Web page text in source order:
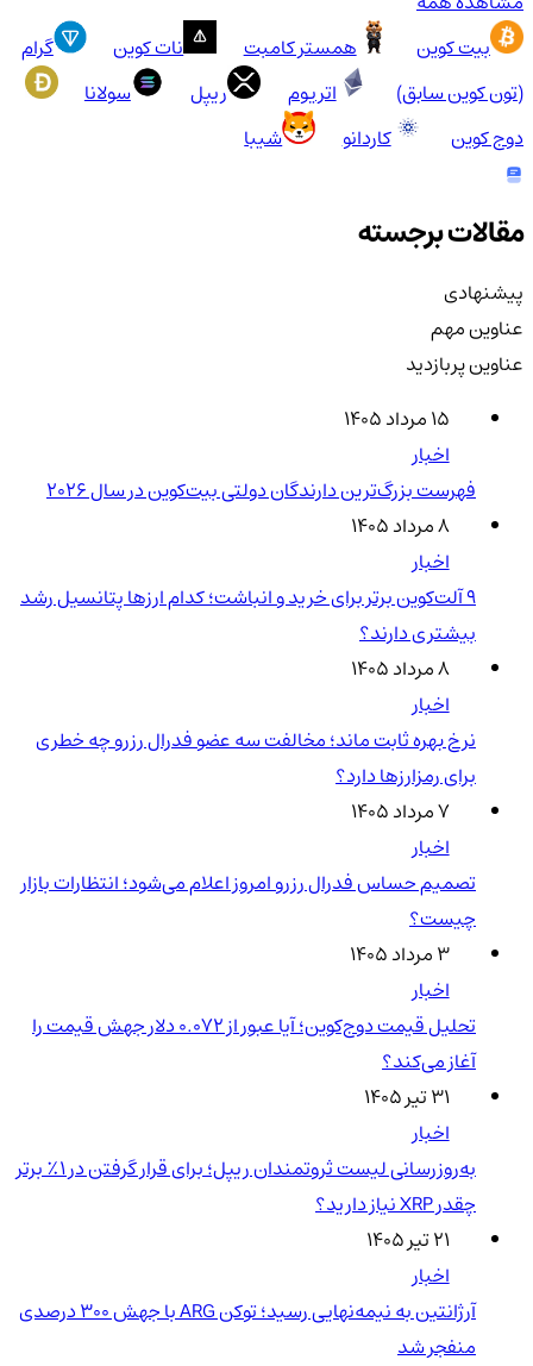
بیت کوین
همستر کامبت نات کوین
گرام
(تون کوین سابق)
اتریوم ریپل
سولانا
دوج کوین
کاردانو شیبا
مقالات برجسته
پیشنهادی
عناوین مهم
عناوین پربازدید
۱۵ مرداد ۱۴۰۵
اخبار
فهرست بزرگ‌ترین دارندگان دولتی بیت‌کوین در سال 2026
۸ مرداد ۱۴۰۵
اخبار
۹ آلت‌کوین برتر برای خرید و انباشت؛ کدام ارزها پتانسیل رشد
بیشتری دارند؟
۸ مرداد ۱۴۰۵
اخبار
نرخ بهره ثابت ماند؛ مخالفت سه عضو فدرال رزرو چه خطری
برای رمزارزها دارد؟
۷ مرداد ۱۴۰۵
اخبار
تصمیم حساس فدرال رزرو امروز اعلام می‌شود؛ انتظارات بازار
چیست؟
۳ مرداد ۱۴۰۵
اخبار
تحلیل قیمت دوج‌کوین؛ آیا عبور از ۰.۰۷۲ دلار جهش قیمت را
آغاز می‌کند؟
۳۱ تیر ۱۴۰۵
اخبار
به‌روزرسانی لیست ثروتمندان ریپل؛ برای قرار گرفتن در ۱٪ برتر
چقدر XRP نیاز دارید؟
۲۱ تیر ۱۴۰۵
اخبار
آرژانتین به نیمه‌نهایی رسید؛ توکن ARG با جهش ۳۰۰ درصدی
منفجر شد